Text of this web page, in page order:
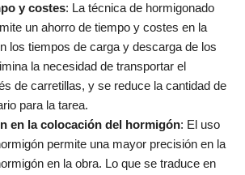
y costes: La técnica de hormigonado
un ahorro de tiempo y costes en la
los tiempos de carga y descarga de los
la necesidad de transportar el
de carretillas, y se reduce la cantidad de
para la tarea.
en la colocación del hormigón: El uso
permite una mayor precisión en la
en la obra. Lo que se traduce en